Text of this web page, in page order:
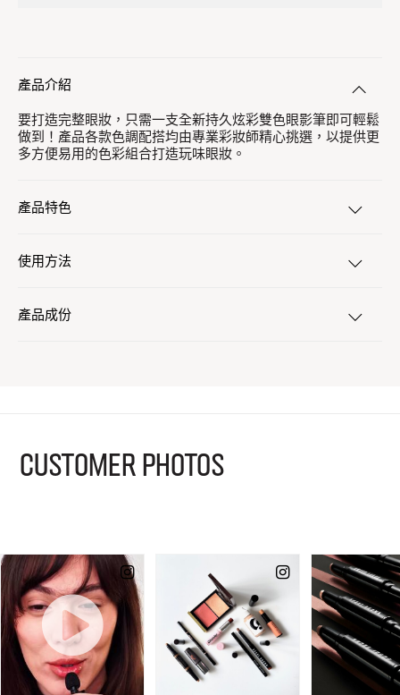
產品介紹
要打造完整眼妝，只需一支全新持久炫彩雙色眼影筆即可輕鬆
做到！產品各款色調配搭均由專業彩妝師精心挑選，以提供更
多方便易用的色彩組合打造玩味眼妝。​
產品特色
使用方法
產品成份
CUSTOMER PHOTOS